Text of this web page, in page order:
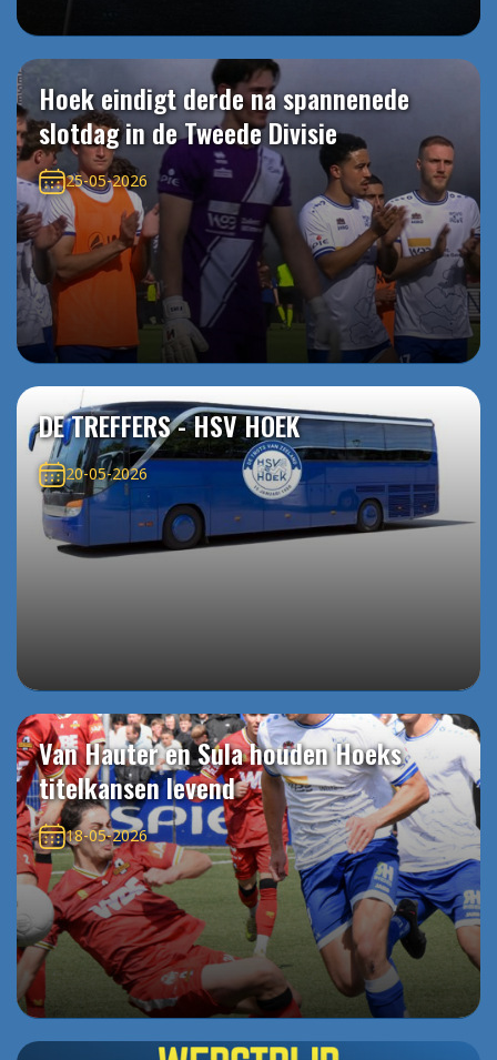
Hoek eindigt derde na spannenede
slotdag in de Tweede Divisie
25-05-2026
DE TREFFERS - HSV HOEK
20-05-2026
Van Hauter en Sula houden Hoeks
titelkansen levend
18-05-2026